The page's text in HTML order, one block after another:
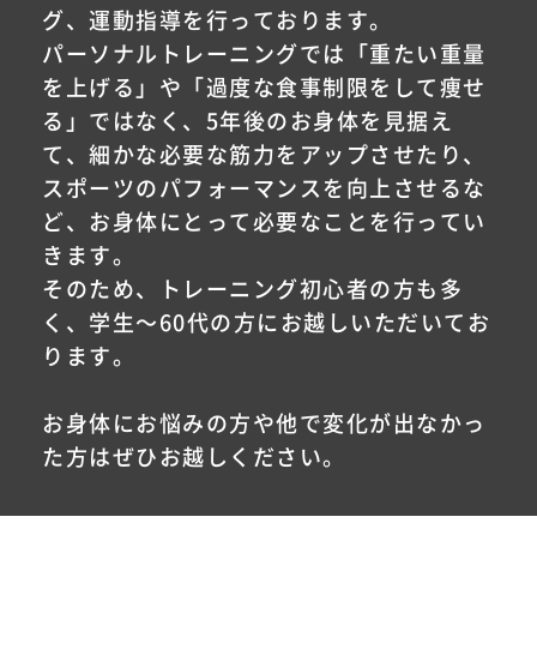
グ、運動指導を行っております。
パーソナルトレーニングでは「重たい重量
を上げる」や「過度な食事制限をして痩せ
る」ではなく、5年後のお身体を見据え
て、細かな必要な筋力をアップさせたり、
スポーツのパフォーマンスを向上させるな
ど、お身体にとって必要なことを行ってい
きます。
そのため、トレーニング初心者の方も多
く、学生〜60代の方にお越しいただいてお
ります。
お身体にお悩みの方や他で変化が出なかっ
た方はぜひお越しください。